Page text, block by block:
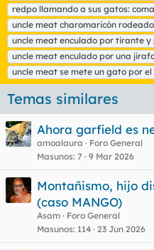
redpo llamando a sus gatos:
uncle meat charomaricón
uncle meat enculado por tirante y
uncle meat enculado por una
uncle meat se mete un gato por el
Temas similares
Ahora garfield es
amoalaura
Foro General
Masunos 7 9 Mar 2026
Montañismo, hijo
(caso MANGO)
Asam
Foro General
Masunos 114 23 Jun 2026